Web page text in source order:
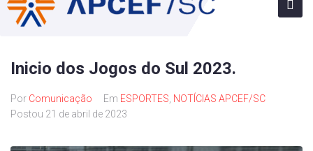
Inicio dos Jogos do Sul 2023.
Por Comunicação Em ESPORTES NOTÍCIAS APCEF/SC
Postou 21 de abril de 2023